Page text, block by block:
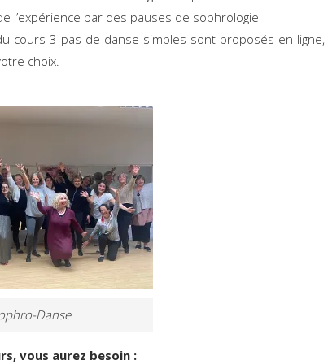
l’expérience par des pauses de sophrologie
cours 3 pas de danse simples sont proposés en
choix.
Danse
vous aurez besoin :